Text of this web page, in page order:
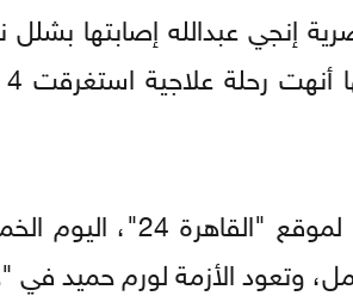
إنجي عبدالله إصابتها
وذكرت الفنانة، في
وتعود الأزمة لورم حميد